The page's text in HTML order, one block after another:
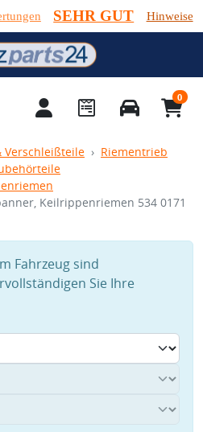
SEHR GUT Hinweise
0
Verschleißteile
Riementrieb
Keilrippenriemen 534 0171
Fahrzeug sind
Sie Ihre